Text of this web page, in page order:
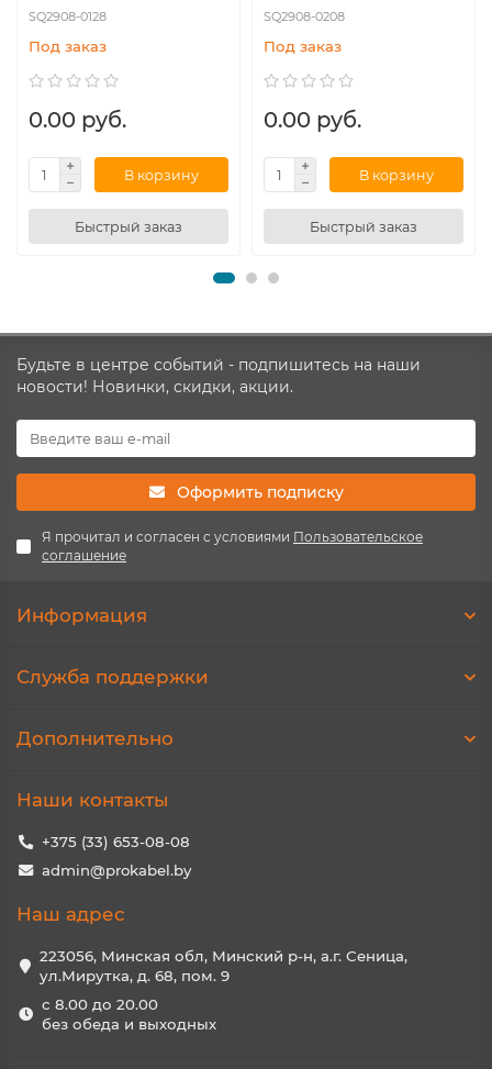
SQ2908-0128
Под заказ
0.00 руб.
В корзину
Быстрый заказ
SQ2908-0208
Под заказ
0.00 руб.
В корзину
Быстрый заказ
Будьте в центре событий - подпишитесь на наши
новости! Новинки, скидки, акции.
Оформить подписку
Я прочитал и согласен с условиями Пользовательское
соглашение
Информация
Служба поддержки
Дополнительно
Наши контакты
+375 (33) 653-08-08
admin@prokabel.by
Наш адрес
223056, Минская обл, Минский р-н, а.г. Сеница,
ул.Мирутка, д. 68, пом. 9
с 8.00 до 20.00
без обеда и выходных